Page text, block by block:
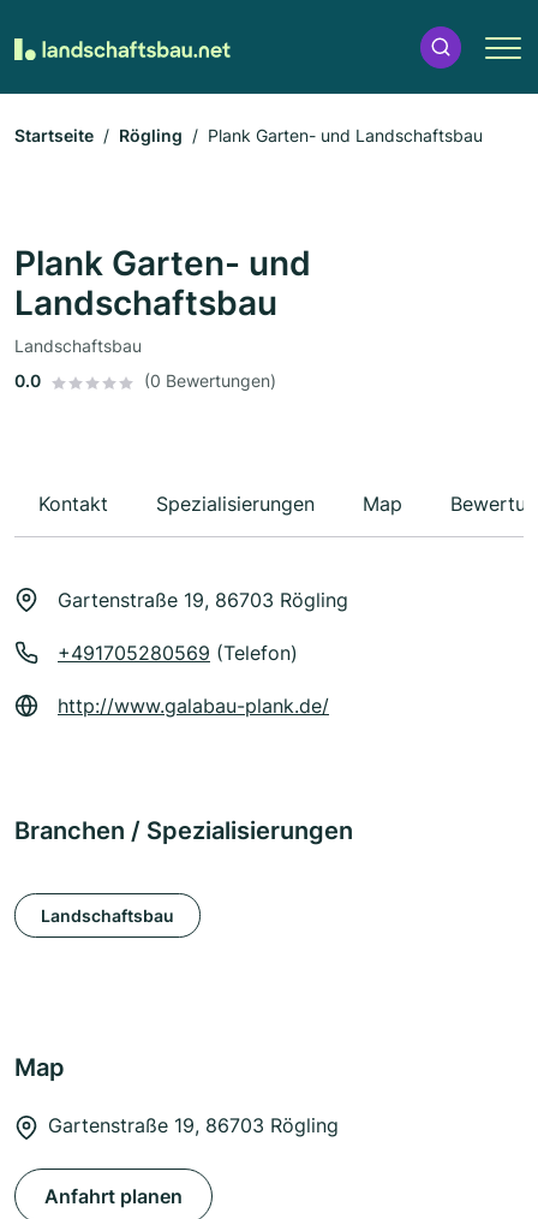
Startseite Rögling Plank Garten- und Landschaftsbau
Plank Garten- und
Landschaftsbau
Landschaftsbau
0.0
(0 Bewertungen)
Kontakt Spezialisierungen Map
Gartenstraße 19, 86703 Rögling
+491705280569 (Telefon)
http://www.galabau-plank.de/
Branchen / Spezialisierungen
Landschaftsbau
Map
Gartenstraße 19, 86703 Rögling
Anfahrt planen